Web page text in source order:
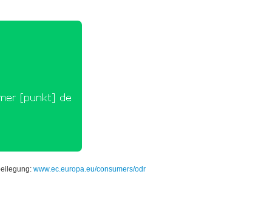
www.ec.europa.eu/consumers/odr